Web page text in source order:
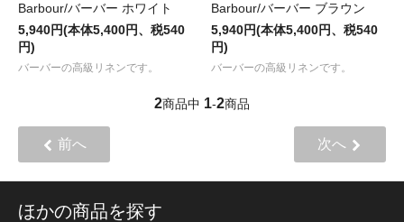
Barbour/バーバー ホワイト
5,940円(本体5,400円、税540
円)
バーバーの高級リネンです。
Barbour/バーバー ブラウン
5,940円(本体5,400円、税540
円)
バーバーの高級リネンです。
2商品中 1-2商品
前へ 次へ
ほかの商品を探す